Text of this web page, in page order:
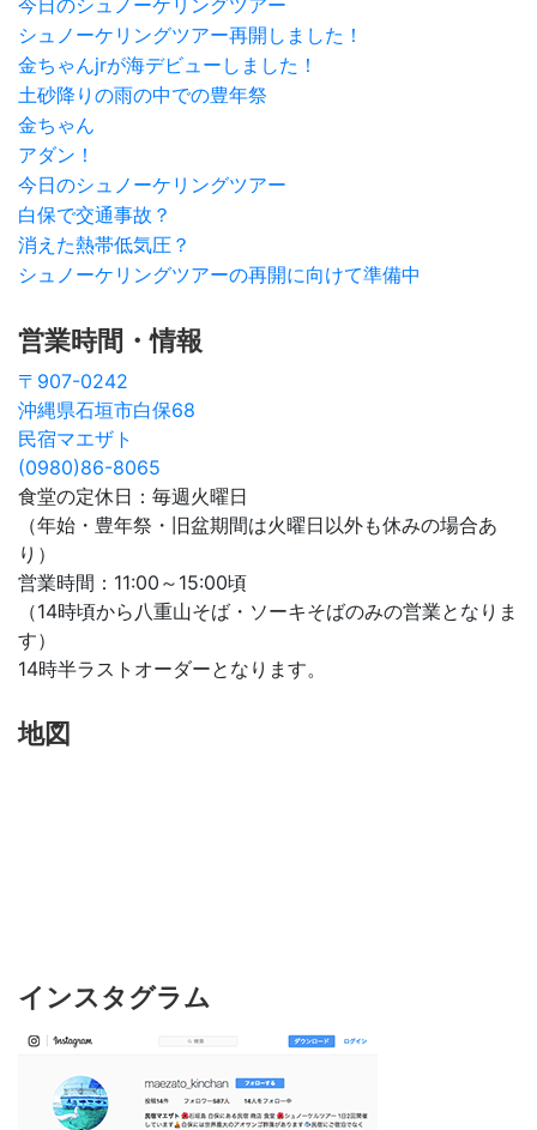
シュノーケリングツアー再開しました！
金ちゃんjrが海デビューしました！
土砂降りの雨の中での豊年祭
金ちゃん
アダン！
今日のシュノーケリングツアー
白保で交通事故？
消えた熱帯低気圧？
シュノーケリングツアーの再開に向けて準備中
営業時間・情報
〒907-0242
沖縄県石垣市白保68
民宿マエザト
(0980)86-8065
食堂の定休日：毎週火曜日
（年始・豊年祭・旧盆期間は火曜日以外も休みの場合あ
り）
営業時間：11:00～15:00頃
（14時頃から八重山そば・ソーキそばのみの営業となりま
す）
14時半ラストオーダーとなります。
地図
インスタグラム